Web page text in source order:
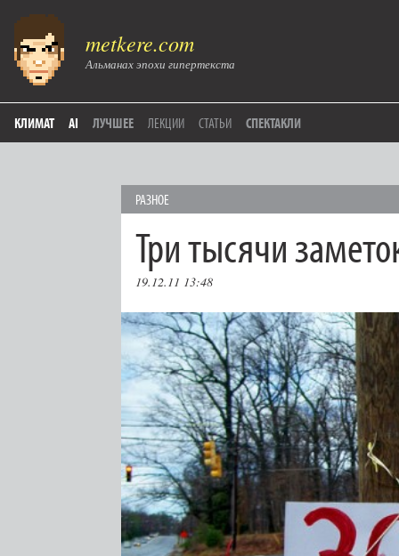
metkere.com
Альманах эпохи гипертекста
КЛИМАТ AI ЛУЧШЕЕ ЛЕКЦИИ СТАТЬИ СПЕКТАКЛИ
РАЗНОЕ
Три тысячи
19.12.11 13:48